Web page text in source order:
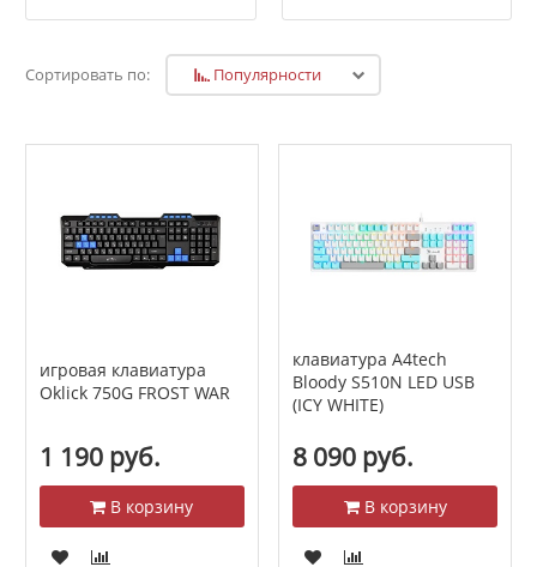
Сортировать по: Популярности
игровая клавиатура
Oklick 750G FROST WAR
1 190 руб.
В корзину
клавиатура A4tech
Bloody S510N LED USB
(ICY WHITE)
8 090 руб.
В корзину